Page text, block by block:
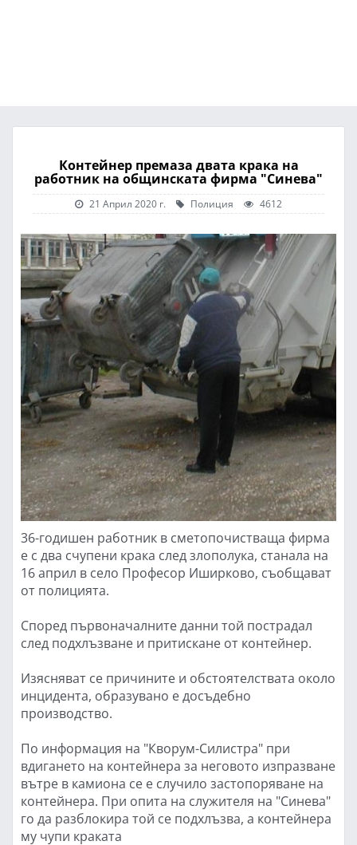
Контейнер премаза двата крака на
работник на общинската фирма "Синева"
21 Април 2020 г. Полиция 4612
36-годишен работник в сметопочистваща фирма
е с два счупени крака след злополука, станала на
16 април в село Професор Иширково, съобщават
от полицията.
Според първоначалните данни той пострадал
след подхлъзване и притискане от контейнер.
Изясняват се причините и обстоятелствата около
инцидента, образувано е досъдебно
производство.
По информация на "Кворум-Силистра" при
вдигането на контейнера за неговото изпразване
вътре в камиона се е случило застопоряване на
контейнера. При опита на служителя на "Синева"
го да разблокира той се подхлъзва, а контейнера
му чупи краката